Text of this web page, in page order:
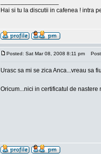
Hai si tu la discutii in cafenea ! intra
Posted: Sat Mar 08, 2008 8:11 pm Post
Urasc sa mi se zica Anca...vreau sa
Oricum...nici in certificatul de nastere